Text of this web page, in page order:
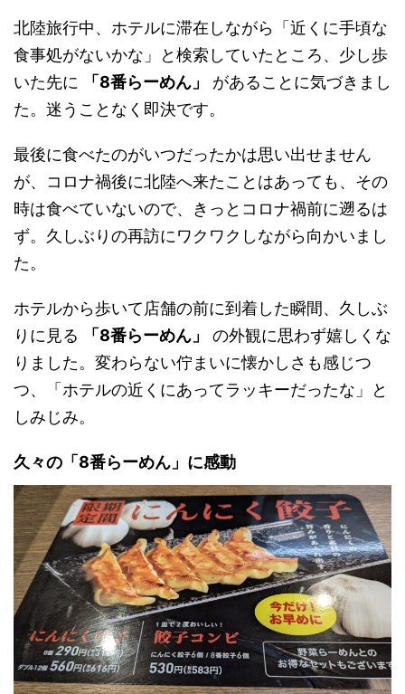
北陸旅行中、ホテルに滞在しながら「近くに手頃な
食事処がないかな」と検索していたところ、少し歩
いた先に
「8番らーめん」
があることに気づきまし
た。迷うことなく即決です。
最後に食べたのがいつだったかは思い出せません
が、コロナ禍後に北陸へ来たことはあっても、その
時は食べていないので、きっとコロナ禍前に遡るは
ず。久しぶりの再訪にワクワクしながら向かいまし
た。
ホテルから歩いて店舗の前に到着した瞬間、久しぶ
りに見る
「8番らーめん」
の外観に思わず嬉しくな
りました。変わらない佇まいに懐かしさも感じつ
つ、「ホテルの近くにあってラッキーだったな」と
しみじみ。
久々の「8番らーめん」に感動